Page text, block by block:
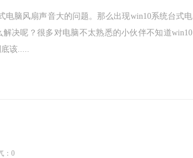
电脑风扇声音大的问题。那么出现win10系统台式电
决呢？很多对电脑不太熟悉的小伙伴不知道win10
该.....
：0